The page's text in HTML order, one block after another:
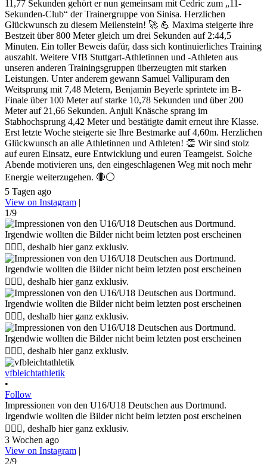
11,77 Sekunden gehört er nun gemeinsam mit Cedric zum „11-
Sekunden-Club“ der Trainergruppe von Sinisa. Herzlichen
Glückwunsch zu diesem Meilenstein! 🚀 💪 Maxima steigerte ihre
Bestzeit über 800 Meter gleich um drei Sekunden auf 2:44,5
Minuten. Ein toller Beweis dafür, dass sich kontinuierliches Training
auszahlt. Weitere VfB Stuttgart-Athletinnen und -Athleten aus
unseren anderen Trainingsgruppen überzeugten mit starken
Leistungen. Unter anderem gewann Samuel Vallipuram den
Weitsprung mit 7,48 Metern, Benjamin Beyerle sprintete im B-
Finale über 100 Meter auf starke 10,78 Sekunden und über 200
Meter auf 21,66 Sekunden. Anjuli Knäsche sprang im
Stabhochsprung 4,42 Meter und bestätigte damit erneut ihre Klasse.
Erst letzte Woche steigerte sie Ihre Bestmarke auf 4,60m. Herzlichen
Glückwunsch an alle Athletinnen und Athleten! 👏 Wir sind stolz
auf euren Einsatz, eure Entwicklung und euren Teamgeist. Solche
Abende motivieren uns, den eingeschlagenen Weg mit noch mehr
Energie weiterzugehen. 🔴⚪
5 Tagen ago
View on Instagram |
1/9
vfbleichtathletik
•
Follow
Impressionen von den U16/U18 Deutschen aus Dortmund.
Irgendwie wollten die Bilder nicht beim letzten post erscheinen
🤷🏼‍♀️, deshalb hier ganz exklusiv.
3 Wochen ago
View on Instagram |
2/9